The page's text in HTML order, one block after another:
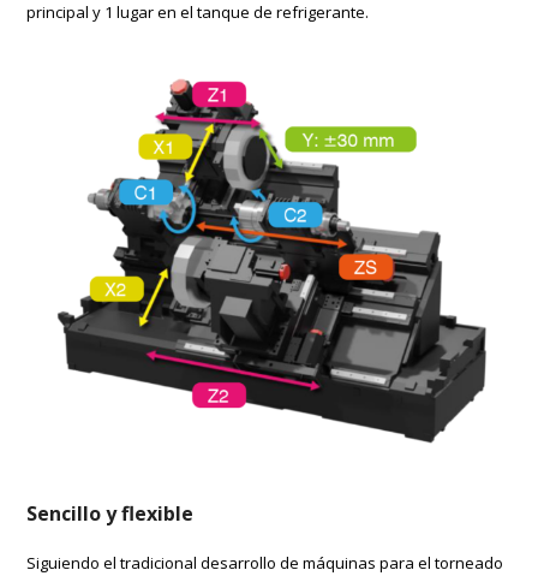
principal y 1 lugar en el tanque de refrigerante.
Sencillo y flexible
Siguiendo el tradicional desarrollo de máquinas para el torneado